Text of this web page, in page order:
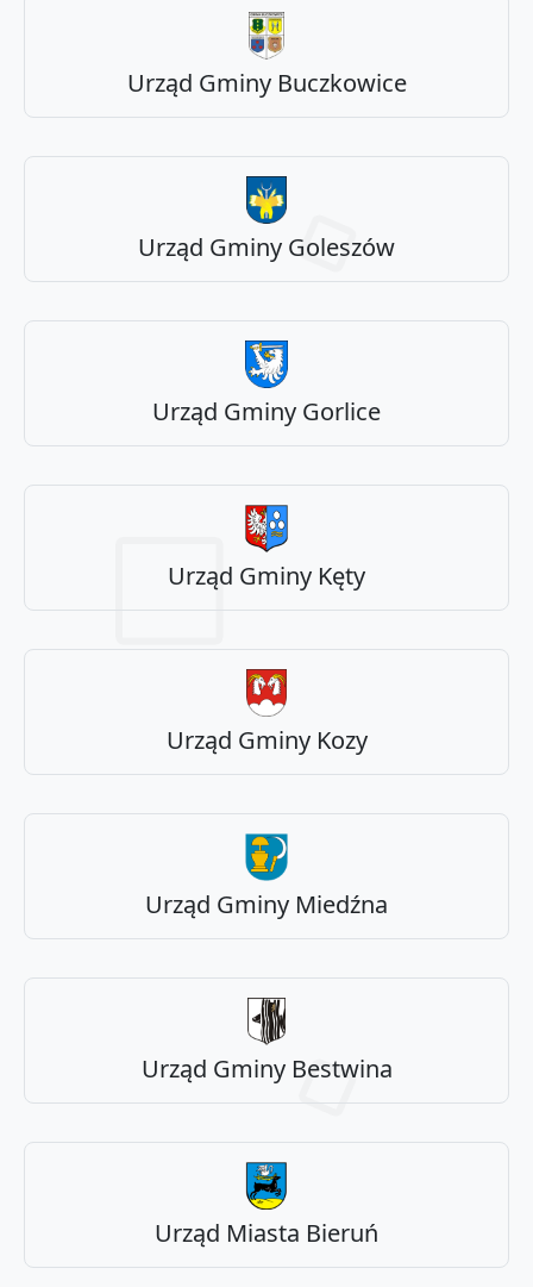
Urząd Gminy Buczkowice
Urząd Gminy Goleszów
Urząd Gminy Gorlice
Urząd Gminy Kęty
Urząd Gminy Kozy
Urząd Gminy Miedźna
Urząd Gminy Bestwina
Urząd Miasta Bieruń